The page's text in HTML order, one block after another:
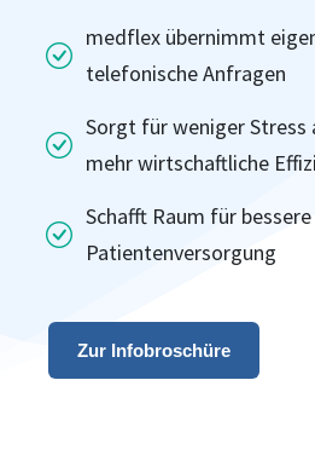
medflex übernimmt
telefonische Anfragen
Sorgt für weniger Stress
mehr wirtschaftliche
Schafft Raum für bessere
Patientenversorgung
Zur Infobroschüre